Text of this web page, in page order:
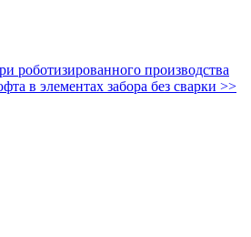
роботизированного производства
в элементах забора без сварки >>